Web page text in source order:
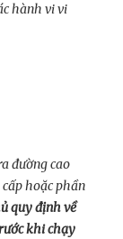
hành vi vi
đường cao
hoặc phần
quy định về
khi chạy